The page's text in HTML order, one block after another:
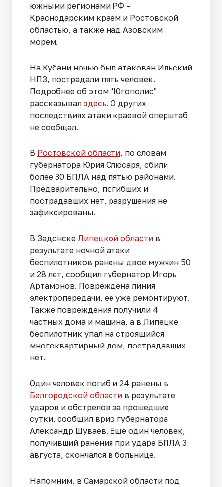
южными регионами РФ –
Краснодарским краем и Ростовской
областью, а также над Азовским
морем.
На Кубани ночью был атакован Ильский
НПЗ, пострадали пять человек.
Подробнее об этом "Югополис"
рассказывал здесь. О других
последствиях атаки краевой оперштаб
не сообщал.
В Ростовской области, по словам
губернатора Юрия Слюсаря, сбили
более 30 БПЛА над пятью районами.
Предварительно, погибших и
пострадавших нет, разрушения не
зафиксированы.
В Задонске Липецкой области в
результате ночной атаки
беспилотников ранены двое мужчин 50
и 28 лет, сообщил губернатор Игорь
Артамонов. Повреждена линия
электропередачи, её уже ремонтируют.
Также повреждения получили 4
частных дома и машина, а в Липецке
беспилотник упал на строящийся
многоквартирный дом, пострадавших
нет.
Один человек погиб и 24 ранены в
Белгородской области в результате
ударов и обстрелов за прошедшие
сутки, сообщил врио губернатора
Александр Шуваев. Ещё один человек,
получивший ранения при ударе БПЛА 3
августа, скончался в больнице.
Напомним, в Самарской области под